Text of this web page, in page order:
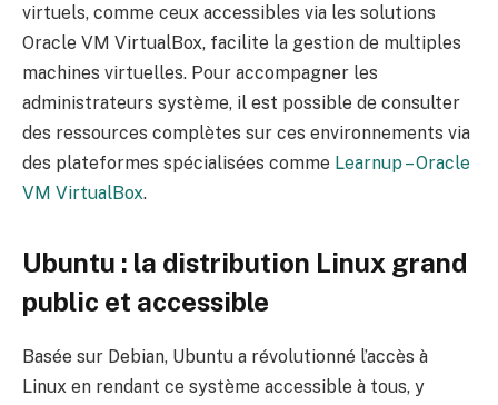
virtuels, comme ceux accessibles via les solutions
Oracle VM VirtualBox, facilite la gestion de multiples
machines virtuelles. Pour accompagner les
administrateurs système, il est possible de consulter
des ressources complètes sur ces environnements via
des plateformes spécialisées comme Learnup – Oracle
VM VirtualBox.
Ubuntu : la distribution Linux grand
public et accessible
Basée sur Debian, Ubuntu a révolutionné l’accès à
Linux en rendant ce système accessible à tous, y